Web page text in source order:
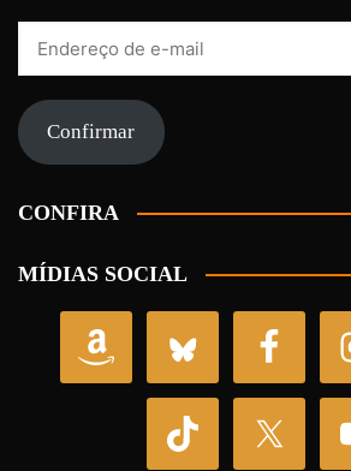
mail Confirmar
CONFIRA
MÍDIAS SOCIAL